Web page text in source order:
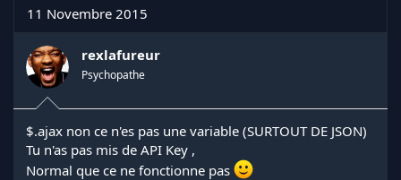
11 Novembre 2015
rexlafureur
Psychopathe
$.ajax non ce n'es pas une variable (SURTOUT DE JSON)
Tu n'as pas mis de API Key ,
Normal que ce ne fonctionne pas